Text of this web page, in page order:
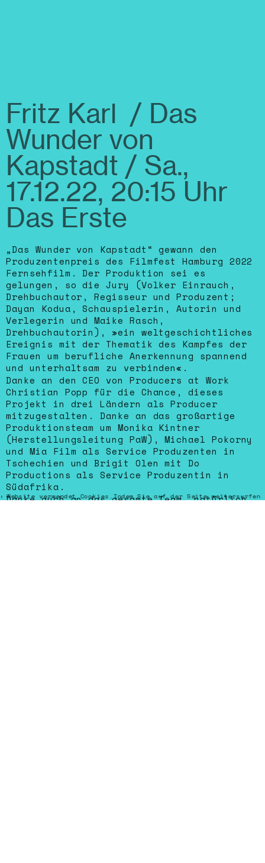
Fritz Karl / Das
Wunder von
Kapstadt / Sa.,
17.12.22, 20:15 Uhr
Das Erste
„Das Wunder von Kapstadt“ gewann den
Produzentenpreis des Filmfest Hamburg 2022
Fernsehfilm. Der Produktion sei es
gelungen, so die Jury (Volker Einrauch,
Drehbuchautor, Regisseur und Produzent;
Dayan Kodua, Schauspielerin, Autorin und
Verlegerin und Maike Rasch,
Drehbuchautorin), »ein weltgeschichtliches
Ereignis mit der Thematik des Kampfes der
Frauen um berufliche Anerkennung spannend
und unterhaltsam zu verbinden«.
Danke an den CEO von Producers at Work
Christian Popp für die Chance, dieses
Projekt in drei Ländern als Producer
mitzugestalten. Danke an das großartige
Produktionsteam um Monika Kintner
(Herstellungsleitung PaW), Michael Pokorny
und Mia Film als Service Produzenten in
Tschechien und Brigit Olen mit Do
Productions als Service Produzentin in
Südafrika.
Danke auch an das gesamte Team, natürlich
Website verwendet Cookies.Indem Sie auf der Seite weitersurfen